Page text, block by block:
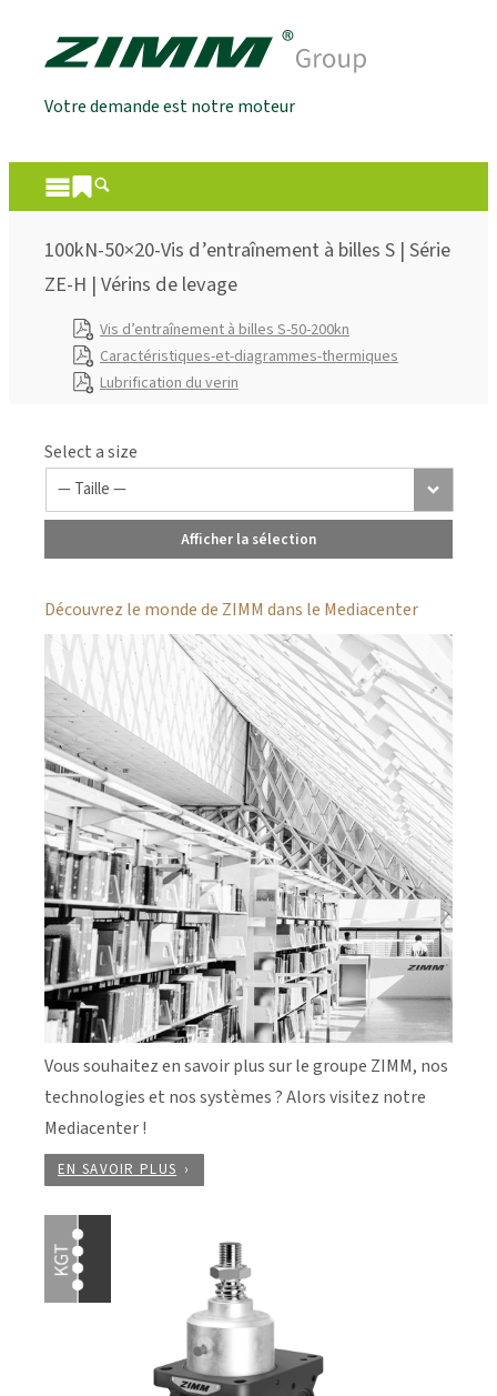
Votre demande est notre moteur
100kN-50×20-Vis d’entraînement à billes S | Série
ZE-H | Vérins de levage
Vis d’entraînement à billes S-50-200kn
Caractéristiques-et-diagrammes-thermiques
Lubrification du verin
Select a size
Afficher la sélection
Découvrez le monde de ZIMM dans le Mediacenter
Vous souhaitez en savoir plus sur le groupe ZIMM, nos
technologies et nos systèmes ? Alors visitez notre
Mediacenter !
EN SAVOIR PLUS